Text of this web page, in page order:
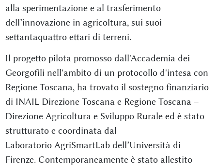
alla sperimentazione e al trasferimento
dell’innovazione in agricoltura, sui suoi
settantaquattro ettari di terreni.
Il progetto pilota promosso dall'Accademia dei
Georgofili nell'ambito di un protocollo d'intesa con
Regione Toscana, ha trovato il sostegno finanziario
di INAIL Direzione Toscana e Regione Toscana –
Direzione Agricoltura e Sviluppo Rurale ed è stato
strutturato e coordinata dal
Laboratorio AgriSmartLab dell’Università di
Firenze. Contemporaneamente è stato allestito